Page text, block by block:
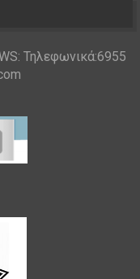
Τηλεφωνικά:6955